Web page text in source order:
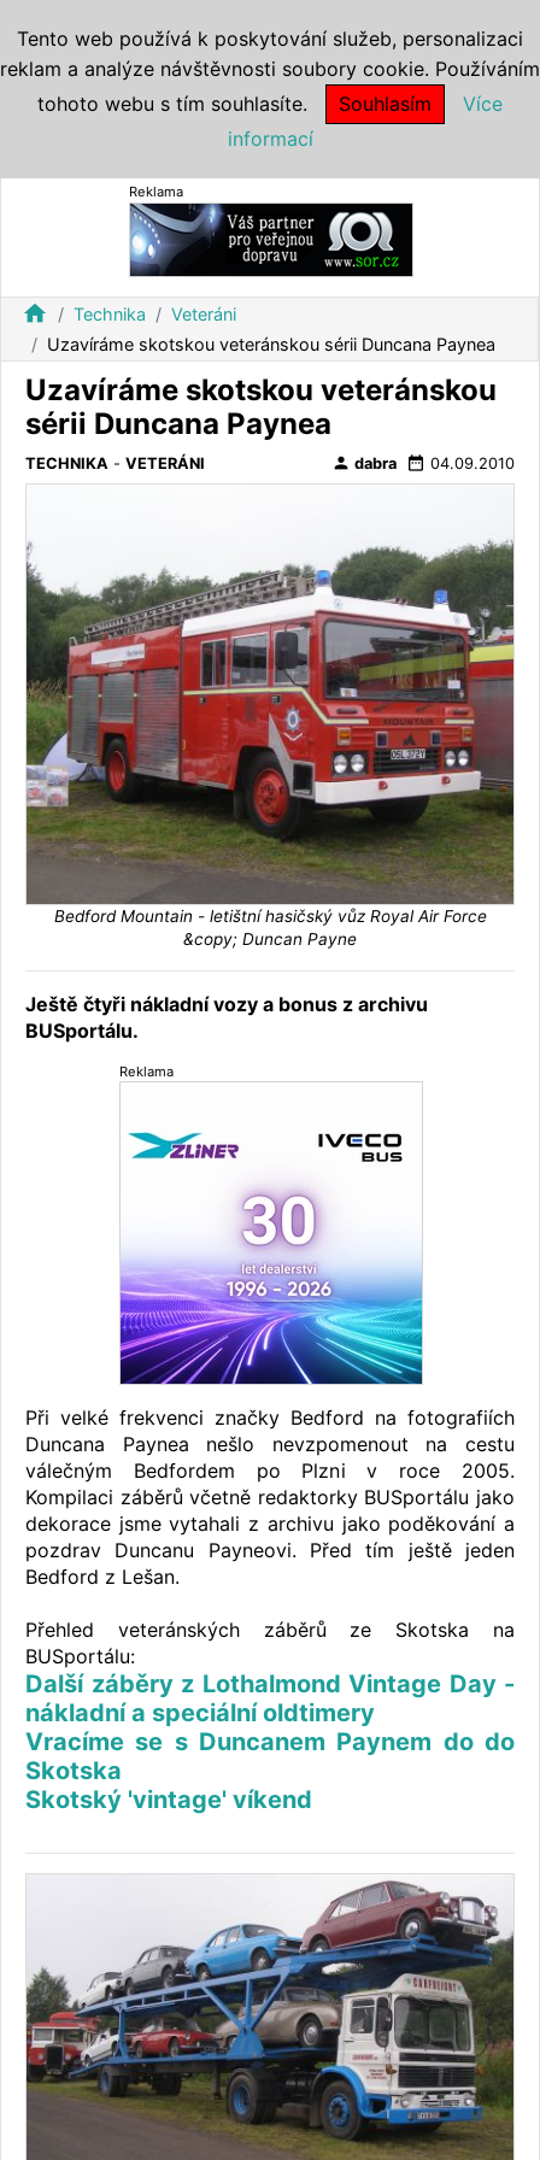
Reklama
home Technika
Veteráni
Uzavíráme skotskou veteránskou sérii Duncana Paynea
Uzavíráme skotskou veteránskou
sérii Duncana Paynea
TECHNIKA - VETERÁNI person dabra date_range 04.09.2010
Bedford Mountain - letištní hasičský vůz Royal Air Force
&copy; Duncan Payne
Ještě čtyři nákladní vozy a bonus z archivu
BUSportálu.
Reklama
Při velké frekvenci značky Bedford na fotografiích
Duncana Paynea nešlo nevzpomenout na cestu
válečným Bedfordem po Plzni v roce 2005.
Kompilaci záběrů včetně redaktorky BUSportálu jako
dekorace jsme vytahali z archivu jako poděkování a
pozdrav Duncanu Payneovi. Před tím ještě jeden
Bedford z Lešan.
Přehled veteránských záběrů ze Skotska na
BUSportálu:
Další záběry z Lothalmond Vintage Day -
nákladní a speciální oldtimery
Vracíme se s Duncanem Paynem do do
Skotska
Skotský 'vintage' víkend
Tento web používá k poskytování služeb, personalizaci
reklam a analýze návštěvnosti soubory cookie. Používáním
tohoto webu s tím souhlasíte.
Souhlasím
Více
informací